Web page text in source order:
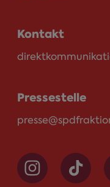
Kontakt
Pressestelle